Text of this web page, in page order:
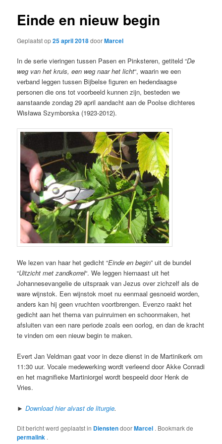
Einde en nieuw begin
Geplaatst op25 april 2018doorMarcel
In de serie vieringen tussen Pasen en Pinksteren, getiteld “De
weg van het kruis, een weg naar het licht“, waarin we een
verband leggen tussen Bijbelse figuren en hedendaagse
personen die ons tot voorbeeld kunnen zijn, besteden we
aanstaande zondag 29 april aandacht aan de Poolse dichteres
Wisława Szymborska (1923-2012).
We lezen van haar het gedicht “Einde en begin” uit de bundel
“Uitzicht met zandkorrel“. We leggen hiernaast uit het
Johannesevangelie de uitspraak van Jezus over zichzelf als de
ware wijnstok. Een wijnstok moet nu eenmaal gesnoeid worden,
anders kan hij geen vruchten voortbrengen. Evenzo raakt het
gedicht aan het thema van puinruimen en schoonmaken, het
afsluiten van een nare periode zoals een oorlog, en dan de kracht
te vinden om een nieuw begin te maken.
Evert Jan Veldman gaat voor in deze dienst in de Martinikerk om
11:30 uur. Vocale medewerking wordt verleend door Akke Conradi
en het magnifieke Martiniorgel wordt bespeeld door Henk de
Vries.
►Download hier alvast de liturgie.
Dit bericht werd geplaatst in DienstendoorMarcel . Bookmark de
permalink .